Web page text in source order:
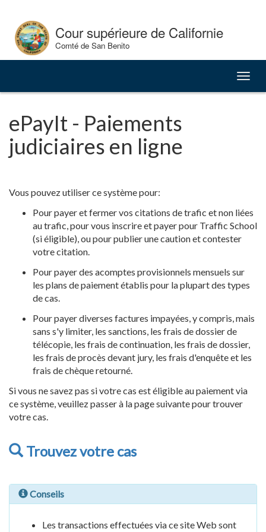
Content
Cour supérieure de Californie
Comté de San Benito
ePayIt - Paiements
judiciaires en ligne
Vous pouvez utiliser ce système pour:
Pour payer et fermer vos citations de trafic et non liées
au trafic, pour vous inscrire et payer pour Traffic School
(si éligible), ou pour publier une caution et contester
votre citation.
Pour payer des acomptes provisionnels mensuels sur
les plans de paiement établis pour la plupart des types
de cas.
Pour payer diverses factures impayées, y compris, mais
sans s'y limiter, les sanctions, les frais de dossier de
télécopie, les frais de continuation, les frais de dossier,
les frais de procès devant jury, les frais d'enquête et les
frais de chèque retourné.
Si vous ne savez pas si votre cas est éligible au paiement via
ce système, veuillez passer à la page suivante pour trouver
votre cas.
Trouvez votre cas
Conseils
Les transactions effectuées via ce site Web sont